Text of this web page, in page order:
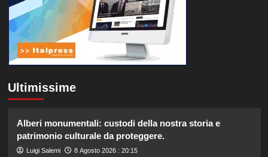
Ultimissime
Alberi monumentali: custodi della nostra storia e
patrimonio culturale da proteggere.
Luigi Salemi 8 Agosto 2026 : 20:15